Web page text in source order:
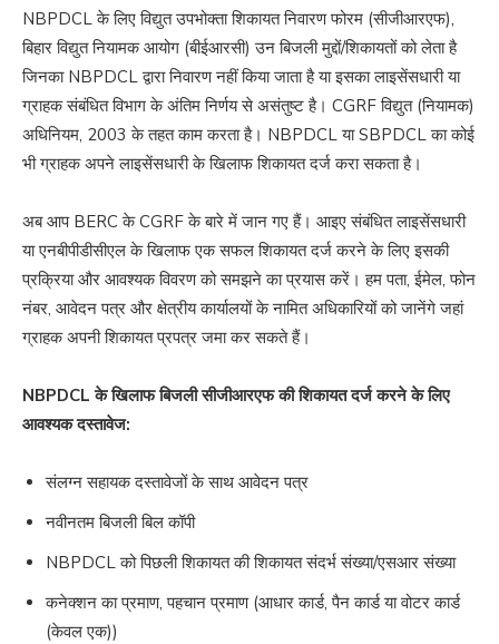
NBPDCL के लिए विद्युत उपभोक्ता शिकायत निवारण फोरम (सीजीआरएफ),
बिहार विद्युत नियामक आयोग (बीईआरसी) उन बिजली मुद्दों/शिकायतों को लेता है
जिनका NBPDCL द्वारा निवारण नहीं किया जाता है या इसका लाइसेंसधारी या
ग्राहक संबंधित विभाग के अंतिम निर्णय से असंतुष्ट है। CGRF विद्युत (नियामक)
अधिनियम, 2003 के तहत काम करता है। NBPDCL या SBPDCL का कोई
भी ग्राहक अपने लाइसेंसधारी के खिलाफ शिकायत दर्ज करा सकता है।
अब आप BERC के CGRF के बारे में जान गए हैं। आइए संबंधित लाइसेंसधारी
या एनबीपीडीसीएल के खिलाफ एक सफल शिकायत दर्ज करने के लिए इसकी
प्रक्रिया और आवश्यक विवरण को समझने का प्रयास करें। हम पता, ईमेल, फोन
नंबर, आवेदन पत्र और क्षेत्रीय कार्यालयों के नामित अधिकारियों को जानेंगे जहां
ग्राहक अपनी शिकायत प्रपत्र जमा कर सकते हैं।
NBPDCL के खिलाफ बिजली सीजीआरएफ की शिकायत दर्ज करने के लिए
आवश्यक दस्तावेज:
संलग्न सहायक दस्तावेजों के साथ आवेदन पत्र
नवीनतम बिजली बिल कॉपी
NBPDCL को पिछली शिकायत की शिकायत संदर्भ संख्या/एसआर संख्या
कनेक्शन का प्रमाण, पहचान प्रमाण (आधार कार्ड, पैन कार्ड या वोटर कार्ड
(केवल एक))